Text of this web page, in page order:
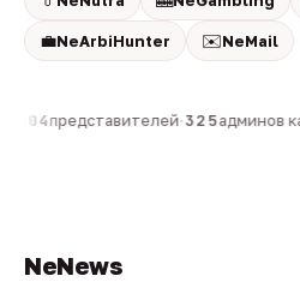
💼NeArbiHunter ✉️NeMail
804представителей·325админов
NeNews